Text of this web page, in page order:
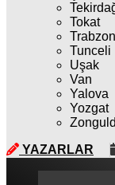
Tokat
Trabzon
Tunceli
Uşak
Van
Yalova
Yozgat
YAZARLAR